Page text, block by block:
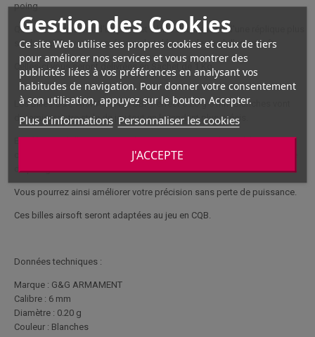
Gestion des Cookies
Ce site Web utilise ses propres cookies et ceux de tiers
pour améliorer nos services et vous montrer des
publicités liées à vos préférences en analysant vos
habitudes de navigation. Pour donner votre consentement
à son utilisation, appuyez sur le bouton Accepter.
Plus d'informations Personnaliser les cookies
J'ACCEPTE
poing.
Que vous disposiez d'un pistolet à bille débutant ou d'une réplique plus
sophistiquée, vous apprécierez la tolérance de ces billes airsoft.
Celles-ci vous seront délivrées en Sachet de 1 Kg.
Les Billes G&G ARMAMENT PSBP Perfect 0.20 g 6 mm Blanches vont
dynamiser votre style de jeu tout en le rendant plus précis.
En effet, ces billes aux caractéristiques remarquables et à la
conception parfaite vous permettront d'exploiter à fond votre réplique
de poing.
Vous pourrez ainsi améliorer votre précision sans perte de puissance.
Ces billes airsoft seront adaptées au jeu en CQB.
Données techniques :
Marque : G&G ARMAMENT
Calibre : 6 mm
Diamètre : 0.20 g
Couleur : Blanches